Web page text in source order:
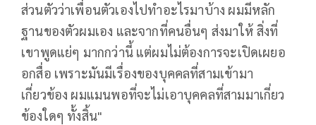
ส่วนตัวว่าเพื่อนตัวเองไปทําอะไรมาบ้าง ผมมีหลัก
ฐานของตัวผมเอง และจากที่คนอื่นๆ ส่งมาให้ สิ่งที่
เขาพูดแย่ๆ มากกว่านี้ แต่ผมไม่ต้องการจะเปิดเผยอ
อกสื่อ เพราะมันมีเรื่องของบุคคลที่สามเข้ามา
เกี่ยวข้อง ผมแมนพอที่จะไม่เอาบุคคลที่สามมาเกี่ยว
ข้องใดๆ ทั้งสิ้น"